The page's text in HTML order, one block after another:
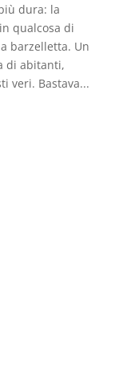
dura: la
qualcosa di
barzelletta. Un
di abitanti,
veri. Bastava...